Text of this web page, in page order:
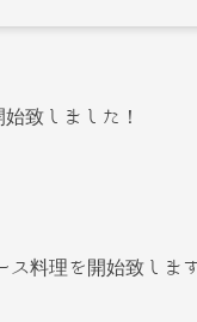
致しました！
料理を開始致します